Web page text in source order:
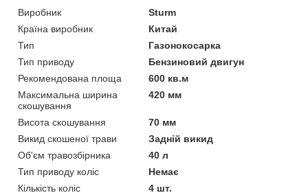
Виробник
Sturm
Країна виробник
Китай
Тип
Газонокосарка
Тип приводу
Бензиновий двигун
Рекомендована площа
600 кв.м
Максимальна ширина
скошування
420 мм
Висота скошування
70 мм
Викид скошеної трави
Задній викид
Об'єм травозбірника
40 л
Тип приводу коліс
Немає
Кількість коліс
4 шт.